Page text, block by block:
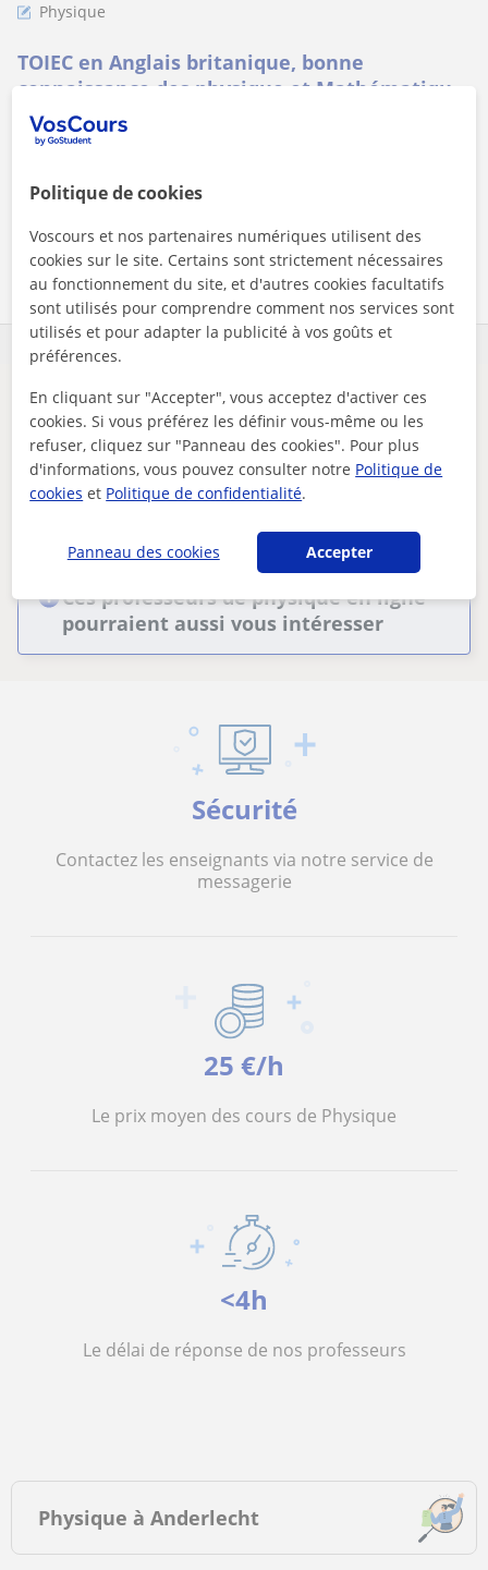
Physique
TOIEC en Anglais britanique, bonne
connaissance des physique et Mathématique
du lycée
Monsieur,Actuellement étudiant en première année optique,
j'habite Brussels, je suis un jeune homme Travailleur,
voir plus Contacter
Il semblerait que votre recherche soit très précise.
Ajustez votre recherche pour voir plus de résultats ou
sauvegardez-la, et nous vous préviendrons dès que de
nouveaux professeurs seront disponibles.
Sauvegarder recherche
Ces professeurs de physique en ligne
pourraient aussi vous intéresser
Sécurité
Contactez les enseignants via notre service de
messagerie
25 €/h
Le prix moyen des cours de Physique
<4h
Le délai de réponse de nos professeurs
Physique à Anderlecht
Politique de cookies
Voscours et nos partenaires numériques utilisent des
cookies sur le site. Certains sont strictement nécessaires
au fonctionnement du site, et d'autres cookies facultatifs
sont utilisés pour comprendre comment nos services sont
utilisés et pour adapter la publicité à vos goûts et
préférences.
En cliquant sur "Accepter", vous acceptez d'activer ces
cookies. Si vous préférez les définir vous-même ou les
refuser, cliquez sur "Panneau des cookies". Pour plus
d'informations, vous pouvez consulter notre Politique de
cookies et Politique de confidentialité.
Panneau des cookies Accepter